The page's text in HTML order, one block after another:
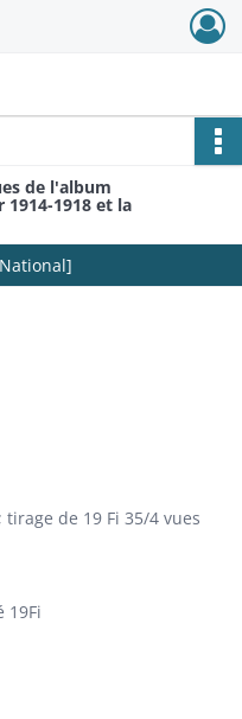
- Colmar
de l'album
1918 et la
de 19 Fi 35/4 vues
19Fi